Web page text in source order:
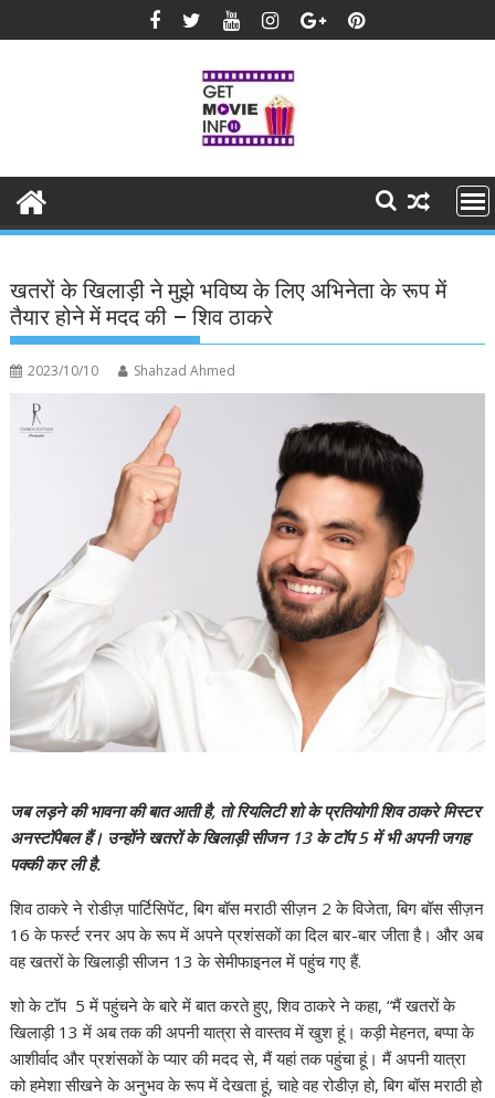
to
खतरों के खिलाड़ी ने मुझे भविष्य के लिए अभिनेता के रूप में
तैयार होने में मदद की – शिव ठाकरे
2023/10/10 Shahzad Ahmed
जब लड़ने की भावना की बात आती है, तो रियलिटी शो के प्रतियोगी शिव ठाकरे मिस्टर
अनस्टॉपेबल हैं। उन्होंने खतरों के खिलाड़ी सीजन 13 के टॉप 5 में भी अपनी जगह
पक्की कर ली है.
शिव ठाकरे ने रोडीज़ पार्टिसिपेंट, बिग बॉस मराठी सीज़न 2 के विजेता, बिग बॉस सीज़न
16 के फर्स्ट रनर अप के रूप में अपने प्रशंसकों का दिल बार-बार जीता है। और अब
वह खतरों के खिलाड़ी सीजन 13 के सेमीफाइनल में पहुंच गए हैं.
शो के टॉप 5 में पहुंचने के बारे में बात करते हुए, शिव ठाकरे ने कहा, “मैं खतरों के
खिलाड़ी 13 में अब तक की अपनी यात्रा से वास्तव में खुश हूं। कड़ी मेहनत, बप्पा के
आशीर्वाद और प्रशंसकों के प्यार की मदद से, मैं यहां तक पहुंचा हूं। मैं अपनी यात्रा
को हमेशा सीखने के अनुभव के रूप में देखता हूं, चाहे वह रोडीज़ हो, बिग बॉस मराठी हो